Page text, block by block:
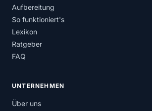
Aufbereitung
So funktioniert's
Lexikon
Ratgeber
FAQ
UNTERNEHMEN
Über uns